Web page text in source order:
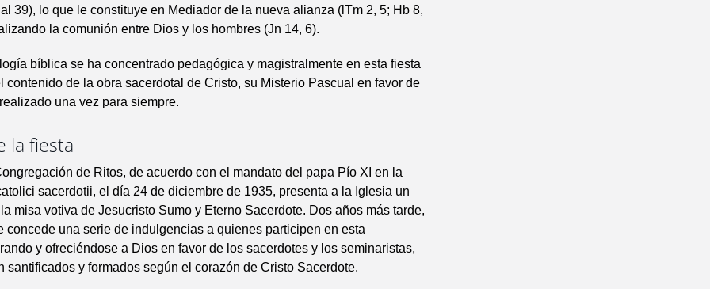
39), lo que le constituye en Mediador de la nueva alianza (lTm 2, 5; Hb 8,
la comunión entre Dios y los hombres (Jn 14, 6).
bíblica se ha concentrado pedagógica y magistralmente en esta fiesta
contenido de la obra sacerdotal de Cristo, su Misterio Pascual en favor de
una vez para siempre.
la fiesta
de Ritos, de acuerdo con el mandato del papa Pío XI en la
sacerdotii, el día 24 de diciembre de 1935, presenta a la Iglesia un
misa votiva de Jesucristo Sumo y Eterno Sacerdote. Dos años más tarde,
concede una serie de indulgencias a quienes participen en esta
y ofreciéndose a Dios en favor de los sacerdotes y los seminaristas,
santificados y formados según el corazón de Cristo Sacerdote.